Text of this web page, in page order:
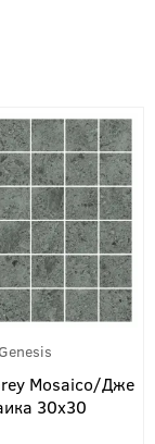
Genesis
Mosaico/Дже
30х30